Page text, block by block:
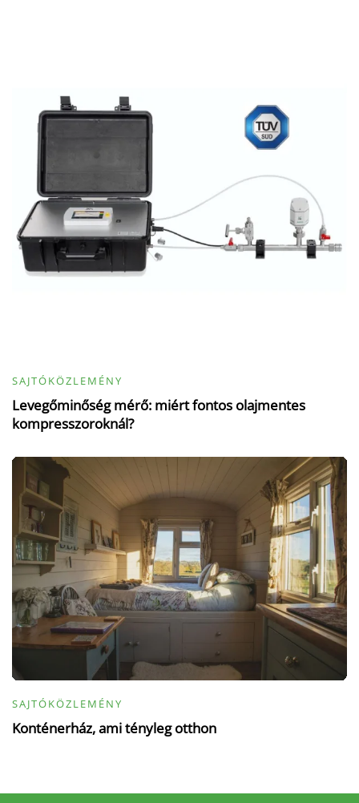
SAJTÓKÖZLEMÉNY
Levegőminőség mérő: miért fontos olajmentes
kompresszoroknál?
SAJTÓKÖZLEMÉNY
Konténerház, ami tényleg otthon